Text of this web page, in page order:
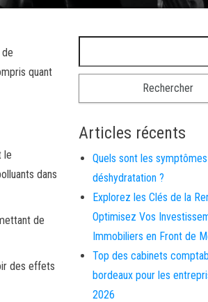
quant
le
dans
de
des effets
Articles récents
Quels sont les symptômes
déshydratation ?
Explorez les Clés de la
Optimisez Vos
Immobiliers en Front de
Top des cabinets
bordeaux pour les
2026